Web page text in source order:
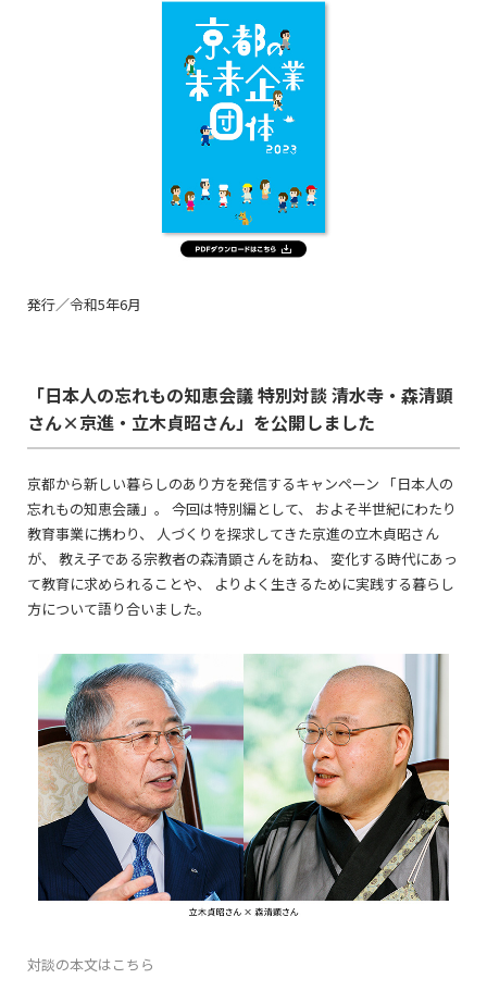
発行／令和5年6月
「日本人の忘れもの知恵会議 特別対談 清水寺・森清顕
さん×京進・立木貞昭さん」を公開しました
京都から新しい暮らしのあり方を発信するキャンペーン 「日本人の
忘れもの知恵会議」。 今回は特別編として、 およそ半世紀にわたり
教育事業に携わり、 人づくりを探求してきた京進の立木貞昭さん
が、 教え子である宗教者の森清顕さんを訪ね、 変化する時代にあっ
て教育に求められることや、 よりよく生きるために実践する暮らし
方について語り合いました。
対談の本文はこちら